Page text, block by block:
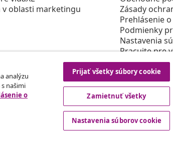
v oblasti marketingu
Zásady
Prehlásenie
Podmienky
Nastavenia
Pracujte pre
Bezpečnosť
Zodpovedná
Politikou EPR
Prehlásenie
analýzu
našimi
o
Prijať všetky súbory cookie
Zamietnuť všetky
Nastavenia súborov cookie